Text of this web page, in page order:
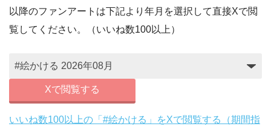
以降のファンアートは下記より年月を選択して直接Xで閲
覧してください。（いいね数100以上）
Xで閲覧する
いいね数100以上の「#絵かける」をXで閲覧する（期間指